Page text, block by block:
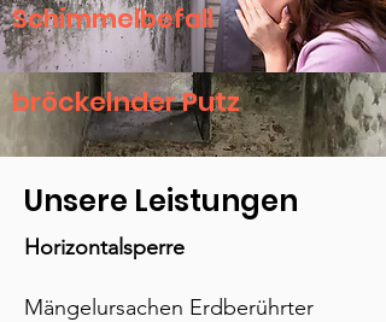
Schimmelbefall
bröckelnder Putz
Unsere Leistungen
Horizontalsperre
Mängelursachen Erdberührter